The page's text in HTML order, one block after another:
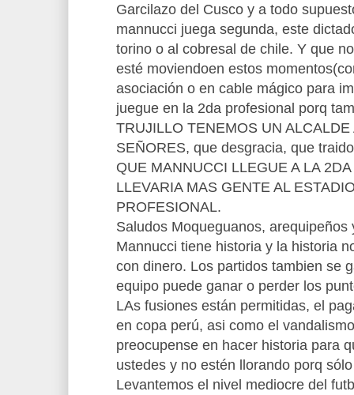
Garcilazo del Cusco y a todo
mannucci juega segunda, este
torino o al cobresal de chile. Y que
esté moviendoen estos
asociación o en cable mágico para
juegue en la 2da profesional porq
TRUJILLO TENEMOS UN
SEÑORES, que desgracia, que
QUE MANNUCCI LLEGUE A LA
LLEVARIA MAS GENTE AL
PROFESIONAL.
Saludos Moqueguanos, arequipeños
Mannucci tiene historia y la historia
con dinero. Los partidos tambien se
equipo puede ganar o perder los
LAs fusiones están permitidas, el
en copa perú, asi como el
preocupense en hacer historia para
ustedes y no estén llorando porq
Levantemos el nivel mediocre del